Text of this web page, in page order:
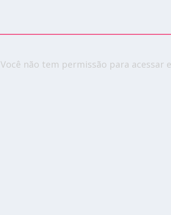
Você não tem permissão para acessar